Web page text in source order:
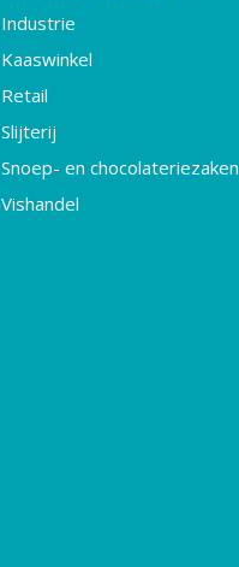
Industrie
Kaaswinkel
Retail
Slijterij
Snoep- en chocolateriezaken
Vishandel